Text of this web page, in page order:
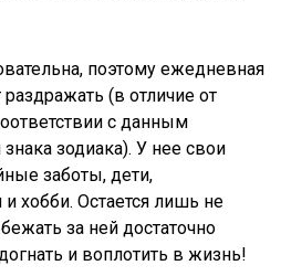
поэтому ежедневная
(в отличие от
с данным
зодиака). У нее свои
заботы, дети,
хобби. Остается лишь не
за ней достаточно
и воплотить в жизнь!